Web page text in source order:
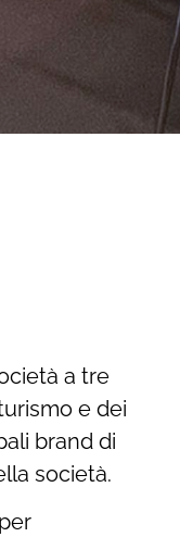
a tre
e dei
brand di
società.